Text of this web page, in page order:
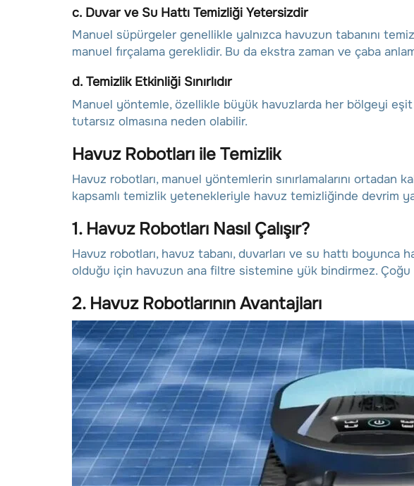
c. Duvar ve Su Hattı Temizliği Yetersizdir
Manuel süpürgeler genellikle yalnızca havuzun tabanını
manuel fırçalama gereklidir. Bu da ekstra zaman ve çaba
d. Temizlik Etkinliği Sınırlıdır
Manuel yöntemle, özellikle büyük havuzlarda her bölgeyi
tutarsız olmasına neden olabilir.
Havuz Robotları ile Temizlik
Havuz robotları, manuel yöntemlerin sınırlamalarını ortadan
kapsamlı temizlik yetenekleriyle havuz temizliğinde devrim
1. Havuz Robotları Nasıl Çalışır?
Havuz robotları, havuz tabanı, duvarları ve su hattı
olduğu için havuzun ana filtre sistemine yük bindirmez. Çoğu
2. Havuz Robotlarının Avantajları